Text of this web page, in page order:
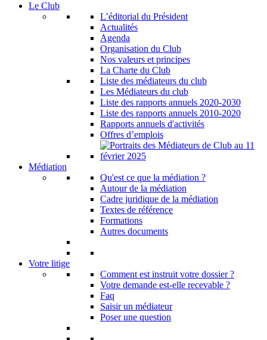
Le Club
L’éditorial du Président
Actualités
Agenda
Organisation du Club
Nos valeurs et principes
La Charte du Club
Liste des médiateurs du club
Les Médiateurs du club
Liste des rapports annuels 2020-2030
Liste des rapports annuels 2010-2020
Rapports annuels d'activités
Offres d’emplois
Médiation
Qu'est ce que la médiation ?
Autour de la médiation
Cadre juridique de la médiation
Textes de référence
Formations
Autres documents
Votre litige
Comment est instruit votre dossier ?
Votre demande est-elle recevable ?
Faq
Saisir un médiateur
Poser une question